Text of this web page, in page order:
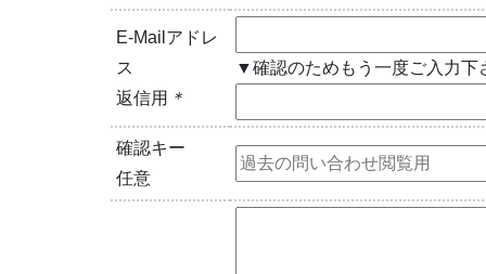
E-Mailアドレ
ス
返信用 ＊
▼確認のためもう一度ご入力下
確認キー
任意